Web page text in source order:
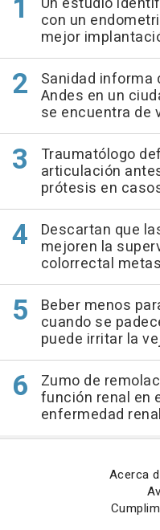
con un
mejor
Sanidad informa
Andes en un
se encuentra de
Traumatólogo
articulación
prótesis en
Descartan que
mejoren la
colorrectal
Beber menos
cuando se
puede irritar la
Zumo de
función renal en
enfermedad
Acerca